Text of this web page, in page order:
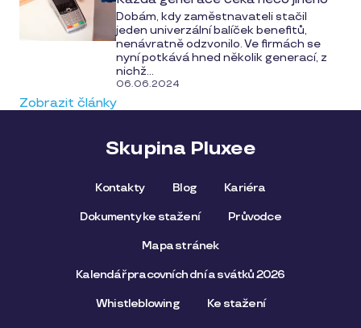
Dobám, kdy zaměstnavateli stačil
jeden univerzální balíček benefitů,
nenávratně odzvonilo. Ve firmách se
nyní potkává hned několik generací, z
nichž...
06.06.2024
Zobrazit články
Skupina Pluxee
Kontakty Blog Kariéra
Dokumenty ke stažení Průvodce
Mapa stránek
Kalendář pracovních dní a svátků 2026
Whistleblowing Ke stažení